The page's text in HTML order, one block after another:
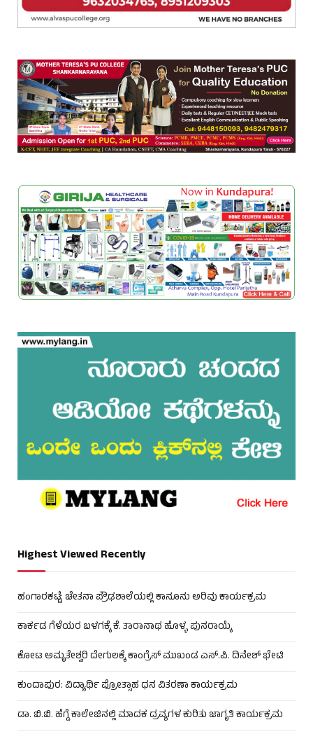
Highest Viewed Recently
ಹಂಗಾರಕಟ್ಟೆ: ಚೇತನಾ ಪ್ರೌಢಶಾಲೆಯಲ್ಲಿ ಕಾನೂನು ಅರಿವು ಕಾರ್ಯಕ್ರಮ
ಕಾರ್ಕಡ ಗೆಳೆಯರ ಬಳಗಕ್ಕೆ ಕೆ. ತಾರಾನಾಥ ಹೊಳ್ಳ ಪುನರಾಯ್ಕೆ
ಕೋಟ ಅಮೃತೇಶ್ವರಿ ದೇಗುಲಕ್ಕೆ ಕಾಂಗ್ರೆಸ್ ಮುಖಂಡ ಎಸ್.ಪಿ. ದಿನೇಶ್ ಭೇಟಿ
ಕುಂದಾಪುರ: ವಿದ್ಯಾರ್ಥಿ ಪ್ರೋತ್ಸಾಹ ಧನ ವಿತರಣಾ ಕಾರ್ಯಕ್ರಮ
ಡಾ. ಬಿ.ಬಿ. ಹೆಗ್ಡೆ ಕಾಲೇಜಿನಲ್ಲಿ ಮಾದಕ ದ್ರವ್ಯಗಳ ಕುರಿತು ಜಾಗೃತಿ ಕಾರ್ಯಕ್ರಮ